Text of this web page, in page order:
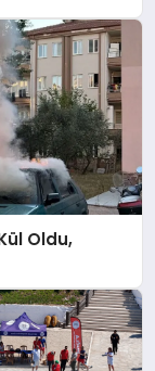
Oldu,